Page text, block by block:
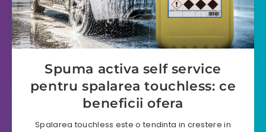
Spuma activa self service
pentru spalarea touchless: ce
beneficii ofera
Spalarea touchless este o tendinta in crestere in